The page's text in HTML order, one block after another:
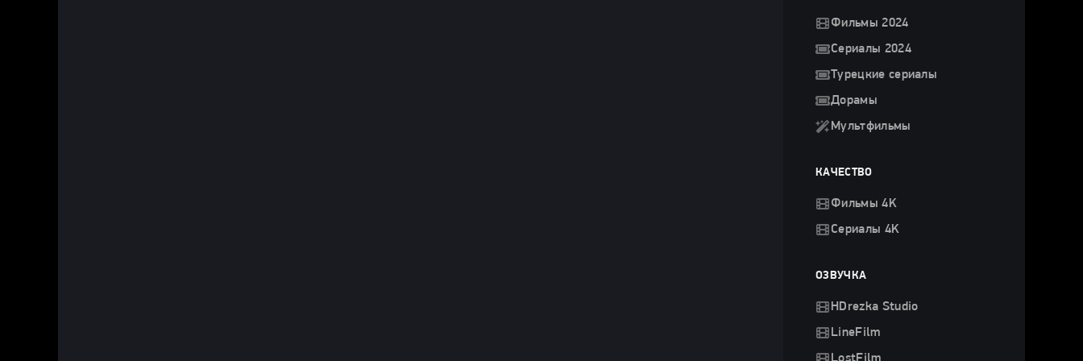
Фильмы 2024
Сериалы 2024
Турецкие сериалы
Дорамы
Мультфильмы
КАЧЕСТВО
Фильмы 4K
Сериалы 4K
ОЗВУЧКА
HDrezka Studio
LineFilm